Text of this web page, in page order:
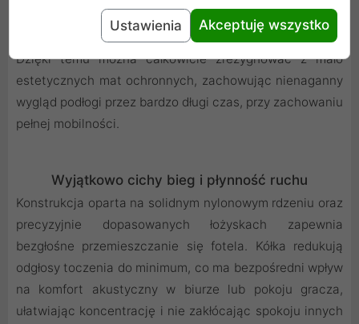
laminowane czy płytki ceramiczne, minimalizując ryzyko
powstawania rys, przetarć i nieestetycznych śladów.
Dzięki temu można całkowicie zrezygnować z mało
estetycznych mat ochronnych, zachowując nienaganny
wygląd podłogi przez bardzo długi czas, przy zachowaniu
pełnej mobilności.
Wyjątkowo cichy bieg i płynność ruchu
Konstrukcja oparta na solidnym nylonowym rdzeniu oraz
precyzyjnie dopasowanych łożyskach zapewnia
bezgłośne przemieszczanie się fotela. Kółka redukują
odgłosy toczenia do minimum, co ma bezpośredni wpływ
na komfort akustyczny w biurze lub pokoju gracza,
ułatwiając koncentrację i nie zakłócając spokoju innych
Ustawienia Akceptuję wszystko